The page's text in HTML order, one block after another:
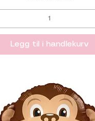
Legg til i handlekurv